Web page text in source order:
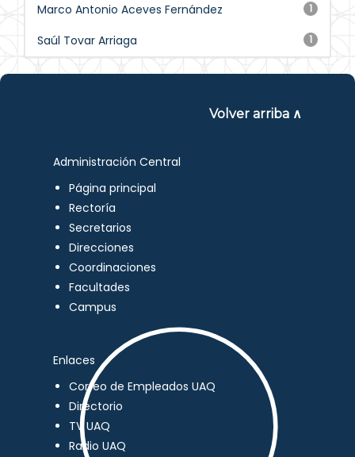
1
Marco Antonio Aceves Fernández
1
Saúl Tovar Arriaga
Volver arriba ∧
Administración Central
Página principal
Rectoría
Secretarios
Direcciones
Coordinaciones
Facultades
Campus
Enlaces
Correo de Empleados UAQ
Directorio
TV UAQ
Radio UAQ